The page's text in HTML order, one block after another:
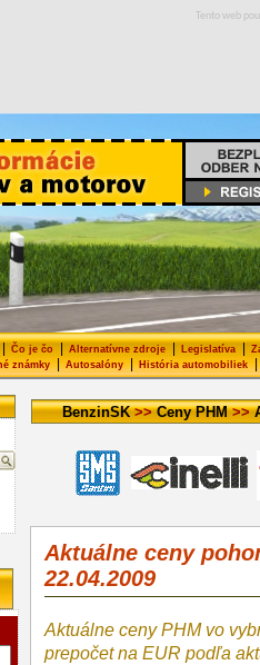
Tento web
Čo je čo Alternatívne zdroje Legislatíva
známky| Autosalóny| História automobiliek|
BenzinSK>>Ceny PHM>>
Aktuálne ceny
22.04.2009
Aktuálne ceny PHM vo
prepočet na EUR podľa